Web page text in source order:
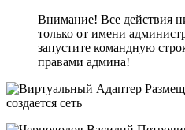
Внимание! Все действия
только от имени
запустите командную
правами админа!